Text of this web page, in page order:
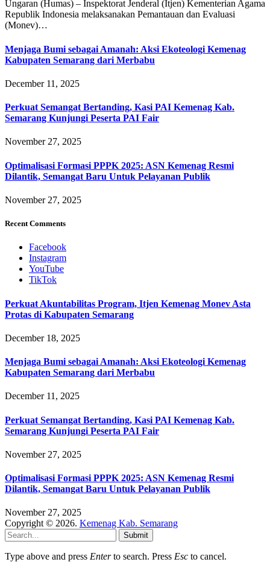
Ungaran (Humas) – Inspektorat Jenderal (Itjen) Kementerian Agama
Republik Indonesia melaksanakan Pemantauan dan Evaluasi
(Monev)…
Menjaga Bumi sebagai Amanah: Aksi Ekoteologi Kemenag
Kabupaten Semarang dari Merbabu
December 11, 2025
Perkuat Semangat Bertanding, Kasi PAI Kemenag Kab.
Semarang Kunjungi Peserta PAI Fair
November 27, 2025
Optimalisasi Formasi PPPK 2025: ASN Kemenag Resmi
Dilantik, Semangat Baru Untuk Pelayanan Publik
November 27, 2025
Recent Comments
Facebook
Instagram
YouTube
TikTok
Perkuat Akuntabilitas Program, Itjen Kemenag Monev Asta
Protas di Kabupaten Semarang
December 18, 2025
Menjaga Bumi sebagai Amanah: Aksi Ekoteologi Kemenag
Kabupaten Semarang dari Merbabu
December 11, 2025
Perkuat Semangat Bertanding, Kasi PAI Kemenag Kab.
Semarang Kunjungi Peserta PAI Fair
November 27, 2025
Optimalisasi Formasi PPPK 2025: ASN Kemenag Resmi
Dilantik, Semangat Baru Untuk Pelayanan Publik
November 27, 2025
Copyright © 2026. Kemenag Kab. Semarang
Submit
Type above and press Enterto search. Press Esc to cancel.